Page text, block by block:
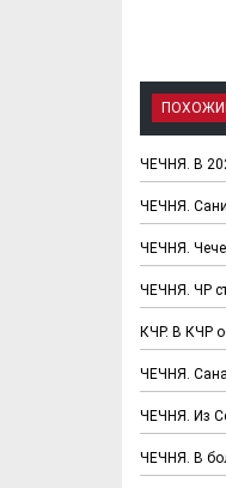
ЧЕЧНЯ. В
ЧЕЧНЯ.
ЧЕЧНЯ.
ЧЕЧНЯ. ЧР
КЧР. В КЧР
ЧЕЧНЯ.
ЧЕЧНЯ. Из
ЧЕЧНЯ. В